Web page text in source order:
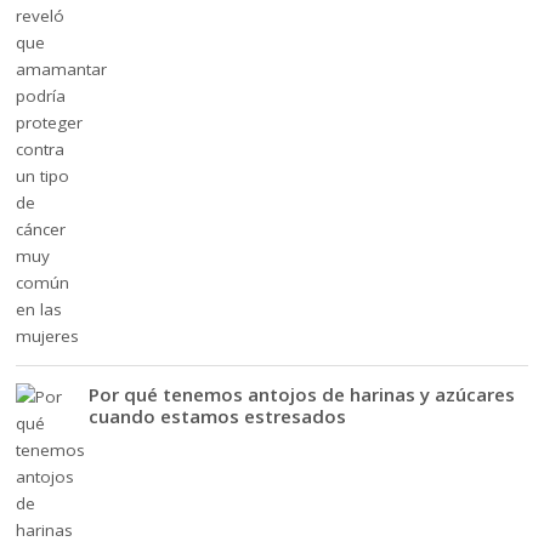
Por qué tenemos antojos de harinas y azúcares
cuando estamos estresados